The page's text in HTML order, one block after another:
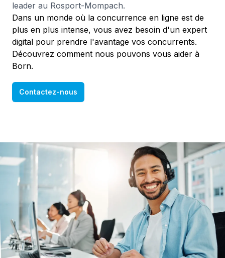
leader au Rosport-Mompach.
Dans un monde où la concurrence en ligne est de
plus en plus intense, vous avez besoin d'un expert
digital pour prendre l'avantage vos concurrents.
Découvrez comment nous pouvons vous aider à
Born.
Contactez-nous